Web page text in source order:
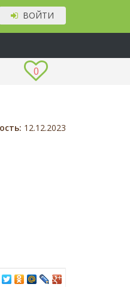
ВОЙТИ
0
12.12.2023